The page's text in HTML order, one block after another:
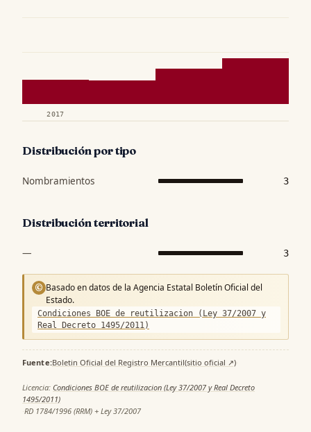
2017
Distribución por tipo
Nombramientos 3
Distribución territorial
— 3
© Basado en datos de la Agencia Estatal Boletín Oficial del
Estado.
Condiciones BOE de reutilizacion (Ley 37/2007 y
Real Decreto 1495/2011)
Fuente:Boletin Oficial del Registro Mercantil(sitio oficial ↗)·
Licencia: Condiciones BOE de reutilizacion (Ley 37/2007 y Real Decreto
1495/2011)
·RD 1784/1996 (RRM) + Ley 37/2007